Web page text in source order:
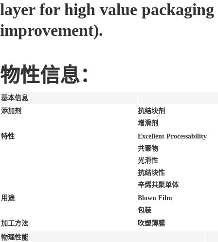
layer for high value
improvement).
物性信息：
基本信息
添加剂
抗结块剂
增滑剂
特性
Excellent Processability
共聚物
光滑性
抗结块性
辛烯共聚单体
用途
Blown Film
包装
加工方法
吹塑薄膜
物理性能